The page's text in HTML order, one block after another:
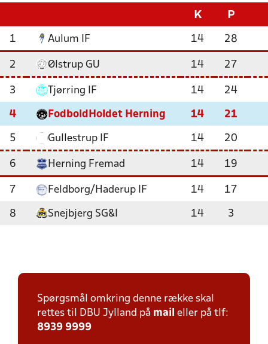
K P
1 Aulum IF 14 28
2 Ølstrup GU 14 27
3 Tjørring IF 14 24
4 FodboldHoldet Herning 14 21
5 Gullestrup IF 14 20
6 Herning Fremad 14 19
7 Feldborg/Haderup IF 14 17
8 Snejbjerg SG&I 14 3
Spørgsmål omkring denne række skal
rettes til DBU Jylland på mail eller på tlf:
8939 9999